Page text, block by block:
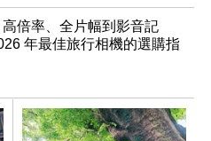
倍率、全片幅到影音記
年最佳旅行相機的選購指